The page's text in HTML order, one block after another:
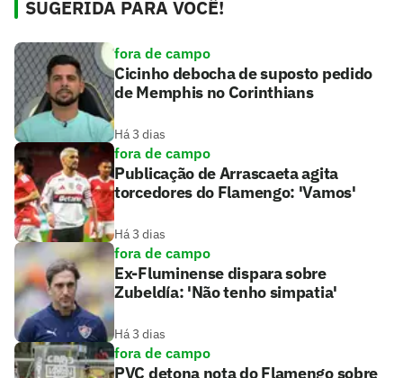
SUGERIDA PARA VOCÊ!
fora de campo
Cicinho debocha de suposto pedido
de Memphis no Corinthians
Há 3 dias
fora de campo
Publicação de Arrascaeta agita
torcedores do Flamengo: 'Vamos'
Há 3 dias
fora de campo
Ex-Fluminense dispara sobre
Zubeldía: 'Não tenho simpatia'
Há 3 dias
fora de campo
PVC detona nota do Flamengo sobre